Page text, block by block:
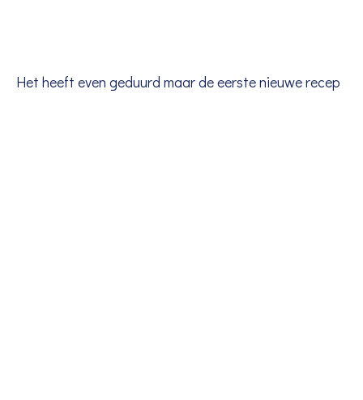
Het heeft even geduurd maar de eerste nieuwe recep